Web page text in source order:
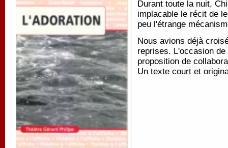
Durant toute la nuit,
implacable le récit de
peu l'étrange
Nous avions déjà
reprises. L'occasion
proposition de
Un texte court et